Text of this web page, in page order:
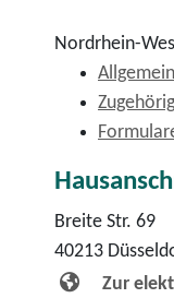
Nordrhein-
Breite Str. 69
40213
Zur